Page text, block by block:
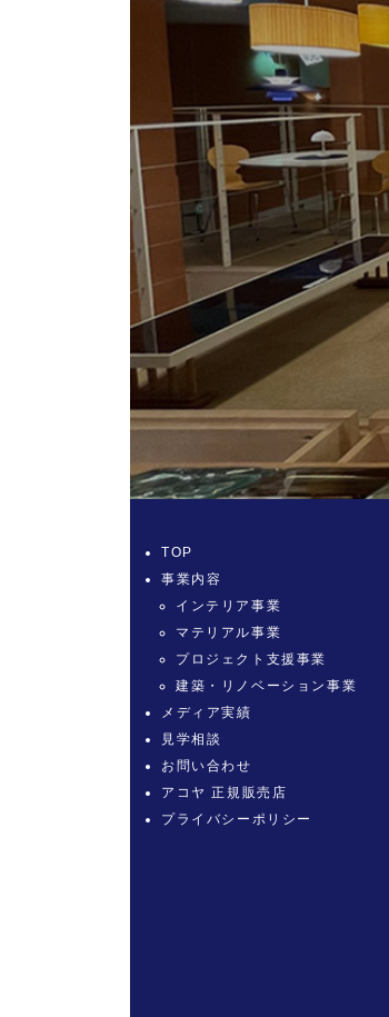
TOP
事業内容
インテリア事業
マテリアル事業
プロジェクト支援事業
建築・リノベーション事業
メディア実績
見学相談
お問い合わせ
アコヤ 正規販売店
プライバシーポリシー